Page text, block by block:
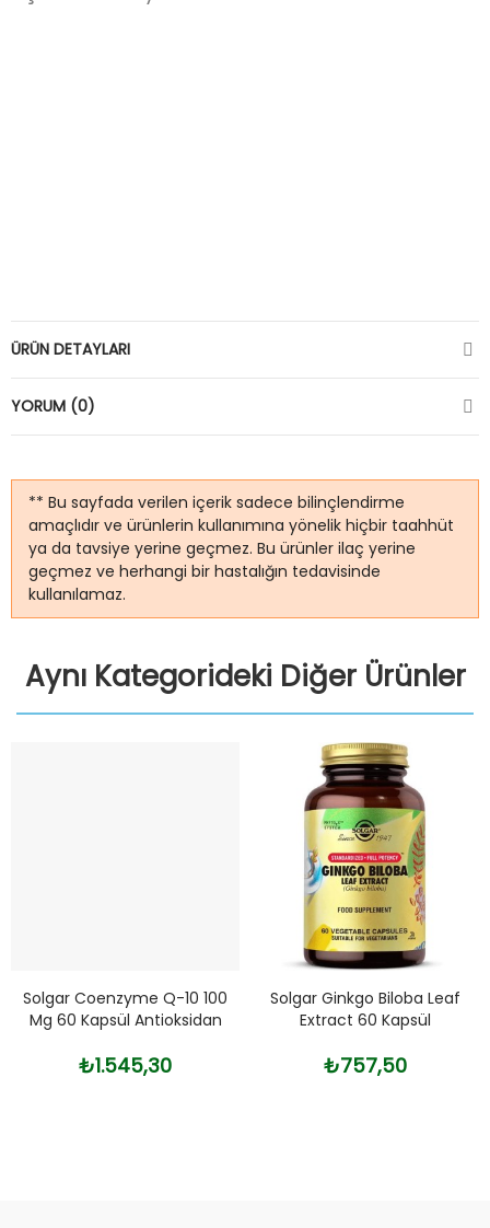
ÜRÜN DETAYLARI
YORUM (0)
** Bu sayfada verilen içerik sadece bilinçlendirme
amaçlıdır ve ürünlerin kullanımına yönelik hiçbir taahhüt
ya da tavsiye yerine geçmez. Bu ürünler ilaç yerine
geçmez ve herhangi bir hastalığın tedavisinde
kullanılamaz.
Aynı Kategorideki Diğer Ürünler
Solgar Coenzyme Q-10 100
Mg 60 Kapsül Antioksidan
₺1.545,30
Solgar Ginkgo Biloba Leaf
Extract 60 Kapsül
₺757,50